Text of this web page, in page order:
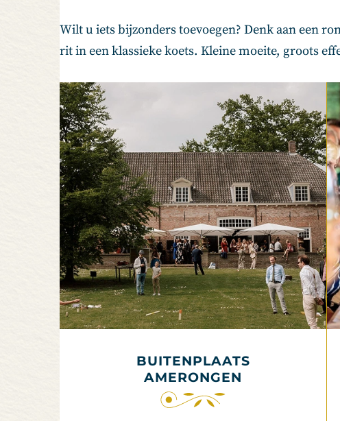
Wilt u iets bijzonders toevoegen? Denk aan een
rit in een klassieke koets. Kleine moeite, groots
BUITENPLAATS
AMERONGEN